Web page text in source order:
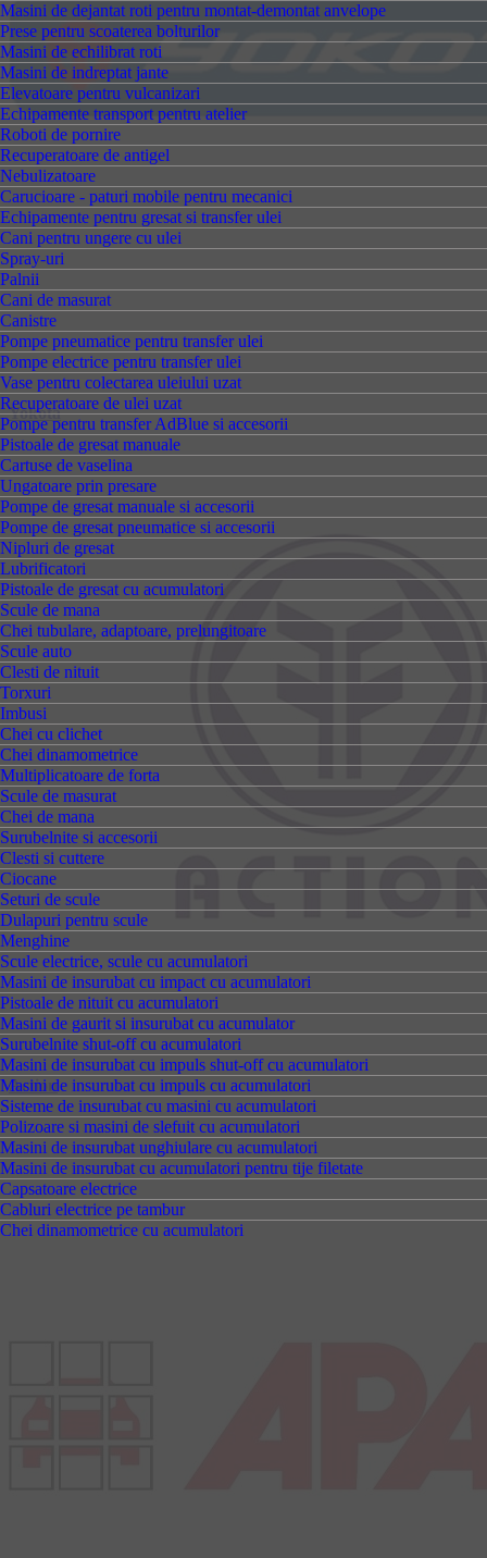
Masini de dejantat roti pentru montat-demontat anvelope
Prese pentru scoaterea bolturilor
Masini de echilibrat roti
Masini de indreptat jante
Elevatoare pentru vulcanizari
Echipamente transport pentru atelier
Roboti de pornire
Recuperatoare de antigel
Nebulizatoare
Carucioare - paturi mobile pentru mecanici
Echipamente pentru gresat si transfer ulei
Cani pentru ungere cu ulei
Spray-uri
Palnii
Cani de masurat
Canistre
Pompe pneumatice pentru transfer ulei
Pompe electrice pentru transfer ulei
Vase pentru colectarea uleiului uzat
Recuperatoare de ulei uzat
Pompe pentru transfer AdBlue si accesorii
Pistoale de gresat manuale
Cartuse de vaselina
Ungatoare prin presare
Pompe de gresat manuale si accesorii
Pompe de gresat pneumatice si accesorii
Nipluri de gresat
Lubrificatori
Pistoale de gresat cu acumulatori
Scule de mana
Chei tubulare, adaptoare, prelungitoare
Scule auto
Clesti de nituit
Torxuri
Imbusi
Chei cu clichet
Chei dinamometrice
Multiplicatoare de forta
Scule de masurat
Chei de mana
Surubelnite si accesorii
Clesti si cuttere
Ciocane
Seturi de scule
Dulapuri pentru scule
Menghine
Scule electrice, scule cu acumulatori
Masini de insurubat cu impact cu acumulatori
Pistoale de nituit cu acumulatori
Masini de gaurit si insurubat cu acumulator
Surubelnite shut-off cu acumulatori
Masini de insurubat cu impuls shut-off cu acumulatori
Masini de insurubat cu impuls cu acumulatori
Sisteme de insurubat cu masini cu acumulatori
Polizoare si masini de slefuit cu acumulatori
Masini de insurubat unghiulare cu acumulatori
Masini de insurubat cu acumulatori pentru tije filetate
Capsatoare electrice
Cabluri electrice pe tambur
Chei dinamometrice cu acumulatori
Yokota
Action